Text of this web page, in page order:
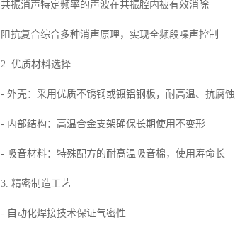
共振消声特定频率的声波在共振腔内被有效消除
阻抗复合综合多种消声原理，实现全频段噪声控制
2. 优质材料选择
- 外壳：采用优质不锈钢或镀铝钢板，耐高温、抗腐蚀
- 内部结构：高温合金支架确保长期使用不变形
- 吸音材料：特殊配方的耐高温吸音棉，使用寿命长
3. 精密制造工艺
- 自动化焊接技术保证气密性